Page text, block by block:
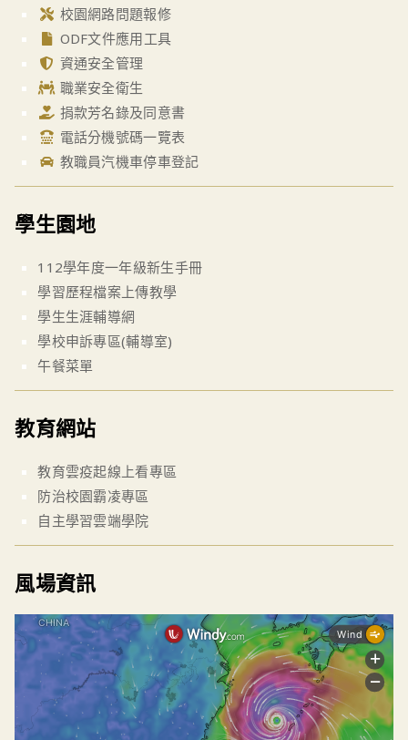
校園網路問題報修
ODF文件應用工具
資通安全管理
職業安全衛生
捐款芳名錄及同意書
電話分機號碼一覽表
教職員汽機車停車登記
學生園地
112學年度一年級新生手冊
學習歷程檔案上傳教學
學生生涯輔導網
學校申訴專區(輔導室)
午餐菜單
教育網站
教育雲疫起線上看專區
防治校園霸凌專區
自主學習雲端學院
風場資訊